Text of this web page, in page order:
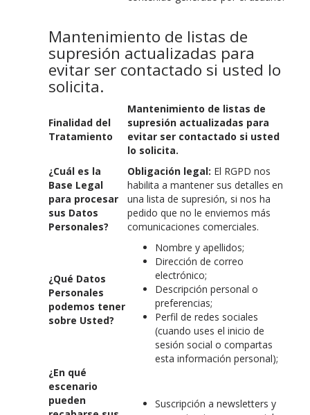
Mantenimiento de listas de
supresión actualizadas para
evitar ser contactado si usted lo
solicita.
Finalidad del
Tratamiento
Mantenimiento de listas de
supresión actualizadas para
evitar ser contactado si usted
lo solicita.
¿Cuál es la
Base Legal
para procesar
sus Datos
Personales?
Obligación legal: El RGPD nos
habilita a mantener sus detalles en
una lista de supresión, si nos ha
pedido que no le enviemos más
comunicaciones comerciales.
¿Qué Datos
Personales
podemos tener
sobre Usted?
Nombre y apellidos;
Dirección de correo
electrónico;
Descripción personal o
preferencias;
Perfil de redes sociales
(cuando uses el inicio de
sesión social o compartas
esta información personal);
¿En qué
escenario
pueden
Suscripción a newsletters y